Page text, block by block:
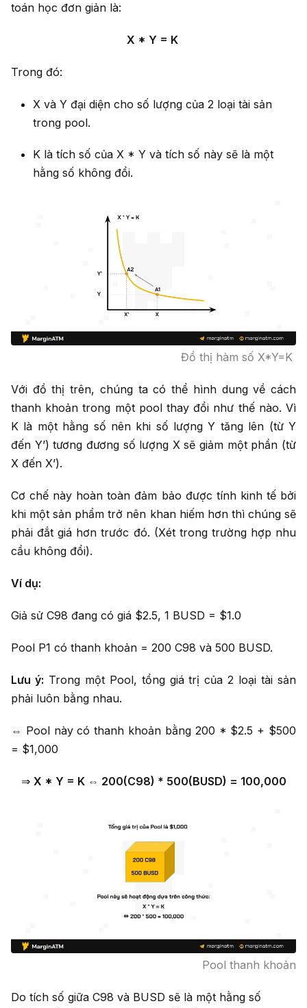
toán học đơn giản là:
X * Y = K
Trong đó:
X và Y đại diện cho số lượng của 2 loại tài sản
trong pool.
K là tích số của X * Y và tích số này sẽ là một
hằng số không đổi.
Đồ thị hàm số X*Y=K
Với đồ thị trên, chúng ta có thể hình dung về cách
thanh khoản trong một pool thay đổi như thế nào. Vì
K là một hằng số nên khi số lượng Y tăng lên (từ Y
đến Y’) tương đương số lượng X sẽ giảm một phần (từ
X đến X’).
Cơ chế này hoàn toàn đảm bảo được tính kinh tế bởi
khi một sản phẩm trở nên khan hiếm hơn thì chúng sẽ
phải đắt giá hơn trước đó. (Xét trong trường hợp nhu
cầu không đổi).
Ví dụ:
Giả sử C98 đang có giá $2.5, 1 BUSD = $1.0
Pool P1 có thanh khoản = 200 C98 và 500 BUSD.
Lưu ý: Trong một Pool, tổng giá trị của 2 loại tài sản
phải luôn bằng nhau.
⇔ Pool này có thanh khoản bằng 200 * $2.5 + $500
= $1,000
⇒ X * Y = K ⇔ 200(C98) * 500(BUSD) = 100,000
Pool thanh khoản
Do tích số giữa C98 và BUSD sẽ là một hằng số